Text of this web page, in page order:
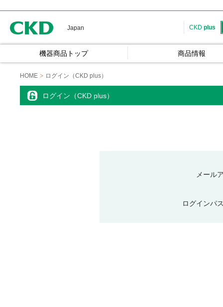
Japan CKD plus
機器商品トップ 商品情報
HOME ログイン（CKD plus）
ログイン（CKD plus）
メール
ログインパ